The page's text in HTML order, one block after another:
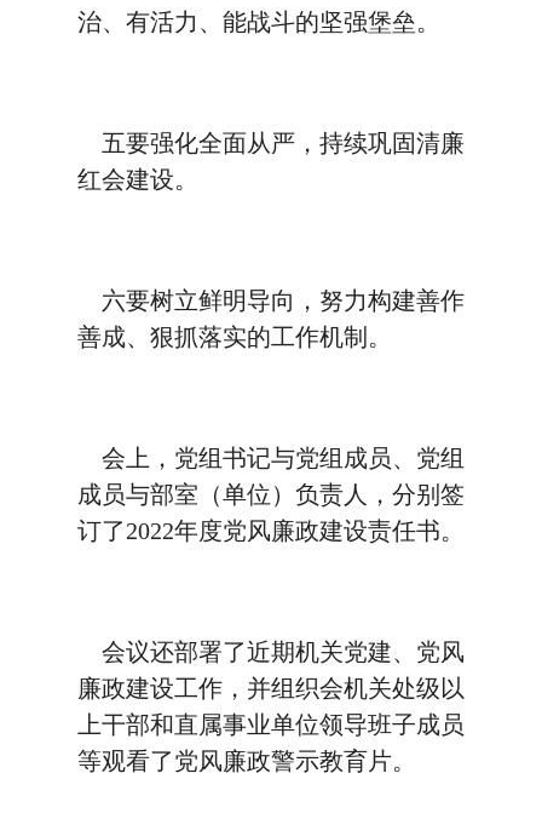
治、有活力、能战斗的坚强堡垒。
五要强化全面从严，持续巩固清廉
红会建设。
六要树立鲜明导向，努力构建善作
善成、狠抓落实的工作机制。
会上，党组书记与党组成员、党组
成员与部室（单位）负责人，分别签
订了2022年度党风廉政建设责任书。
会议还部署了近期机关党建、党风
廉政建设工作，并组织会机关处级以
上干部和直属事业单位领导班子成员
等观看了党风廉政警示教育片。